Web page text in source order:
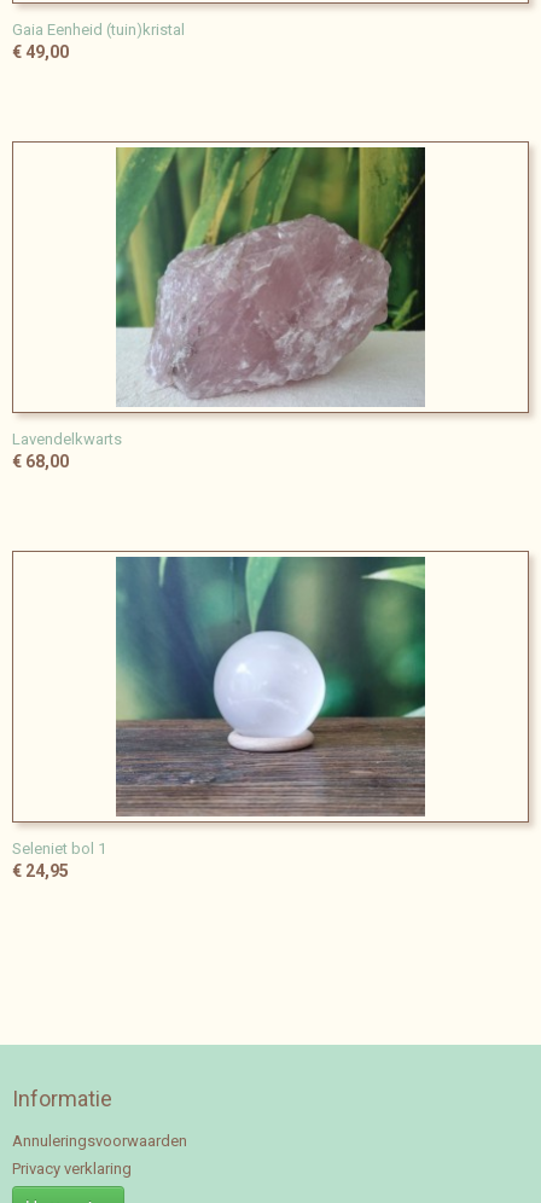
Gaia Eenheid (tuin)kristal
€ 49,00
Lavendelkwarts
€ 68,00
Seleniet bol 1
€ 24,95
Informatie
Annuleringsvoorwaarden
Privacy verklaring